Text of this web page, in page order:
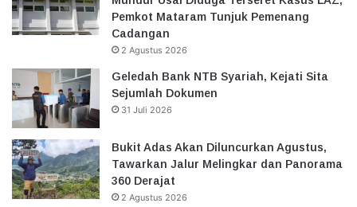
Pemkot Mataram Tunjuk Pemenang
Cadangan
2 Agustus 2026
Geledah Bank NTB Syariah, Kejati Sita
Sejumlah Dokumen
31 Juli 2026
Bukit Adas Akan Diluncurkan Agustus,
Tawarkan Jalur Melingkar dan Panorama
360 Derajat
2 Agustus 2026